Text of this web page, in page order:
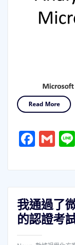
Read More
我通過了
的認證考